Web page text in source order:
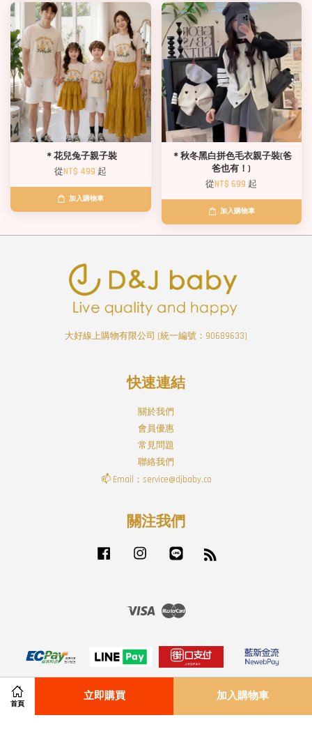
首頁
立即購買 加入購物車
＊花兒兔子親子裝
從NT$ 499 起
加入購物車
＊秋冬黑白拼色毛衣親子裝(爸
爸也有！)
從NT$ 699 起
加入購物車
大好線上購物有限公司 (統一編號：90689633)
快速連結
關於我們
會員優惠
常見問題
聯絡我們
📫 Email：service@djbaby.co
關注我們
Facebook Instagram
Visa Master